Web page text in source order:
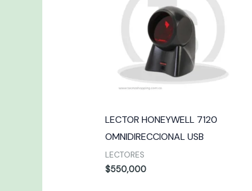
LECTOR HONEYWELL 7120
OMNIDIRECCIONAL USB
LECTORES
$550,000